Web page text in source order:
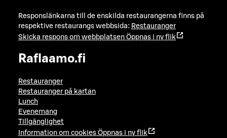
Responslänkarna till de enskilda restaurangerna finns på
respektive restaurangs webbsida: Restauranger
Skicka respons om webbplatsen Öppnas i ny flik
Raflaamo.fi
Restauranger
Restauranger på kartan
Lunch
Evenemang
Tillgänglighet
Information om cookies Öppnas i ny flik